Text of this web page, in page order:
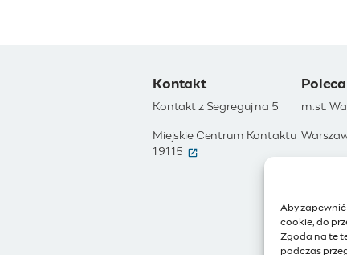
Aby
cookie, do
Zgoda na te
podczas
Kontakt
Kontakt z Segreguj na 5
Miejskie Centrum Kontaktu
19115
m.st.
IoT -